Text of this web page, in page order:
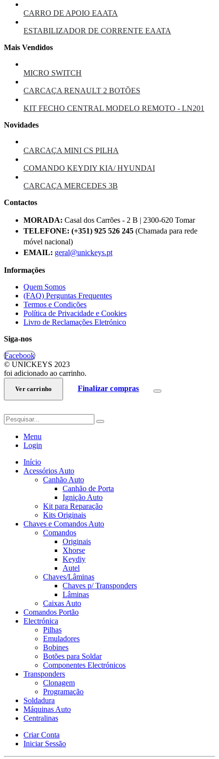
CARRO DE APOIO EAATA
ESTABILIZADOR DE CORRENTE EAATA
Mais Vendidos
MICRO SWITCH
CARCAÇA RENAULT 2 BOTÕES
KIT FECHO CENTRAL MODELO REMOTO - LN201
Novidades
CARCAÇA MINI CS PILHA
COMANDO KEYDIY KIA/ HYUNDAI
CARCAÇA MERCEDES 3B
Contactos
MORADA: Casal dos Carrões - 2 B | 2300-620 Tomar
TELEFONE: (+351) 925 526 245 (Chamada para rede
móvel nacional)
EMAIL: geral@unickeys.pt
Informações
Quem Somos
(FAQ) Perguntas Frequentes
Termos e Condições
Política de Privacidade e Cookies
Livro de Reclamações Eletrónico
Siga-nos
Facebook
© UNICKEYS 2023
foi adicionado ao carrinho.
Ver carrinho Finalizar compras
Menu
Login
Início
Acessórios Auto
Canhão Auto
Canhão de Porta
Ignição Auto
Kit para Reparação
Kits Originais
Chaves e Comandos Auto
Comandos
Originais
Xhorse
Keydiy
Autel
Chaves/Lâminas
Chaves p/ Transponders
Lâminas
Caixas Auto
Comandos Portão
Electrónica
Pilhas
Emuladores
Bobines
Botões para Soldar
Componentes Electrónicos
Transponders
Clonagem
Programação
Soldadura
Máquinas Auto
Centralinas
Criar Conta
Iniciar Sessão